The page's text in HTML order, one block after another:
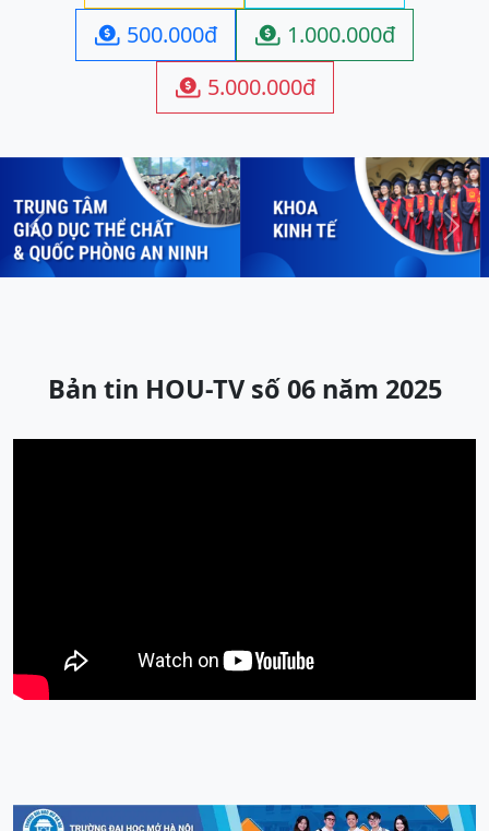
 500.000đ  1.000.000đ
 5.000.000đ
Previous Next
Bản tin HOU-TV số 06 năm 2025